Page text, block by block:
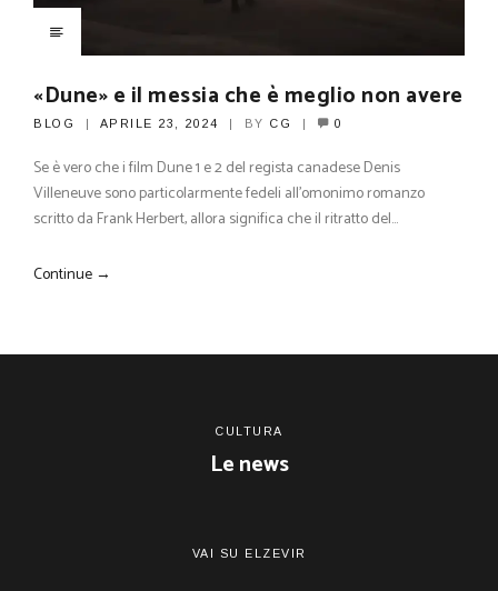
«Dune» e il messia che è meglio non avere
BLOG APRILE 23, 2024 BY CG 0
Se è vero che i film Dune 1 e 2 del regista canadese Denis
Villeneuve sono particolarmente fedeli all’omonimo romanzo
scritto da Frank Herbert, allora significa che il ritratto del…
Continue →
CULTURA
Le news
VAI SU ELZEVIR